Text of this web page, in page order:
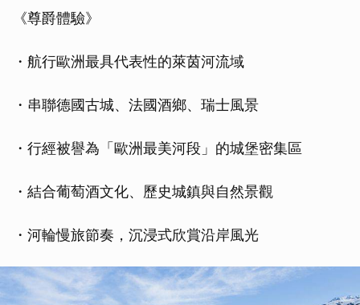
《尊爵體驗》
・航行歐洲最具代表性的萊茵河流域
・串聯德國古城、法國酒鄉、瑞士風景
・行經被譽為「歐洲最美河段」的城堡密集區
・結合葡萄酒文化、歷史城鎮與自然景觀
・河輪慢旅節奏，沉浸式欣賞沿岸風光